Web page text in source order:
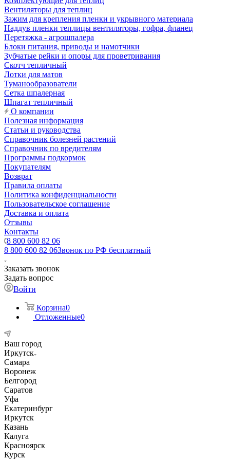
Вентиляторы для теплиц
Зажим для крепления пленки и укрывного материала
Наддув пленки теплицы вентиляторы, гофра, фланец
Перетяжка - агрошпалера
Блоки питания, приводы и намотчики
Зубчатые рейки и опоры для проветривания
Скотч тепличный
Лотки для матов
Туманообразователи
Сетка шпалерная
Шпагат тепличный
О компании
Полезная информация
Статьи и руководства
Справочник болезней растений
Справочник по вредителям
Программы подкормок
Покупателям
Возврат
Правила оплаты
Политика конфиденциальности
Пользовательское соглашение
Доставка и оплата
Отзывы
Контакты
8 800 600 82 06
8 800 600 82 06Звонок по РФ бесплатный
Заказать звонок
Задать вопрос
Войти
Корзина0
Отложенные0
Ваш город
Иркутск
Самара
Воронеж
Белгород
Саратов
Уфа
Екатеринбург
Иркутск
Казань
Калуга
Красноярск
Курск